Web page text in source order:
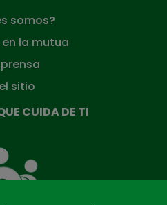
somos?
la mutua
sitio
CUIDA DE TI